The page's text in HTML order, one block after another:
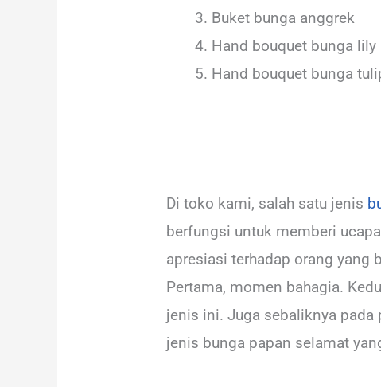
Buket bunga anggrek
Hand bouquet bunga lily
Hand bouquet bunga
Di toko kami, salah satu jenis
berfungsi untuk memberi
apresiasi terhadap orang yang
Pertama, momen bahagia.
jenis ini. Juga sebaliknya pada
jenis bunga papan selamat